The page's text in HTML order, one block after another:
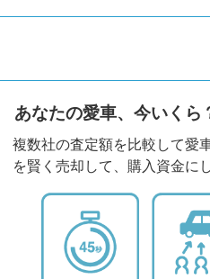
あなたの愛車、今いくら
複数社の査定額を比較して愛
を賢く売却して、購入資金に